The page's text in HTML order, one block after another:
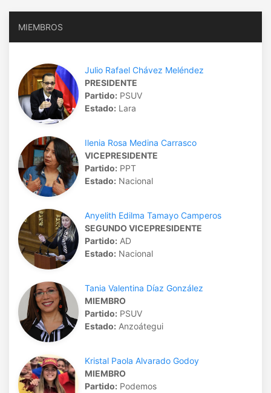
MIEMBROS
Tania Valentina Díaz González
MIEMBRO
Partido: PSUV
Estado: Anzoátegui
Kristal Paola Alvarado Godoy
MIEMBRO
Partido: Podemos
Julio Rafael Chávez Meléndez
PRESIDENTE
Partido: PSUV
Estado: Lara
Ilenia Rosa Medina Carrasco
VICEPRESIDENTE
Partido: PPT
Estado: Nacional
Anyelith Edilma Tamayo Camperos
SEGUNDO VICEPRESIDENTE
Partido: AD
Estado: Nacional